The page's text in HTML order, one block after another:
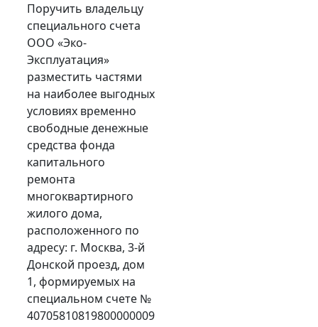
Поручить владельцу
специального счета
ООО «Эко-
Эксплуатация»
разместить частями
на наиболее выгодных
условиях временно
свободные денежные
средства фонда
капитального
ремонта
многоквартирного
жилого дома,
расположенного по
адресу: г. Москва, 3-й
Донской проезд, дом
1, формируемых на
специальном счете №
40705810819800000009